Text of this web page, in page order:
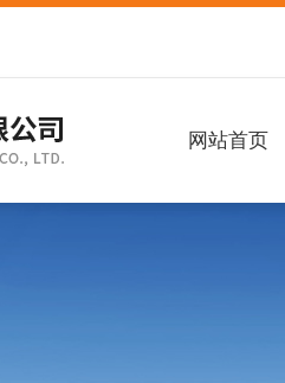
网站首页